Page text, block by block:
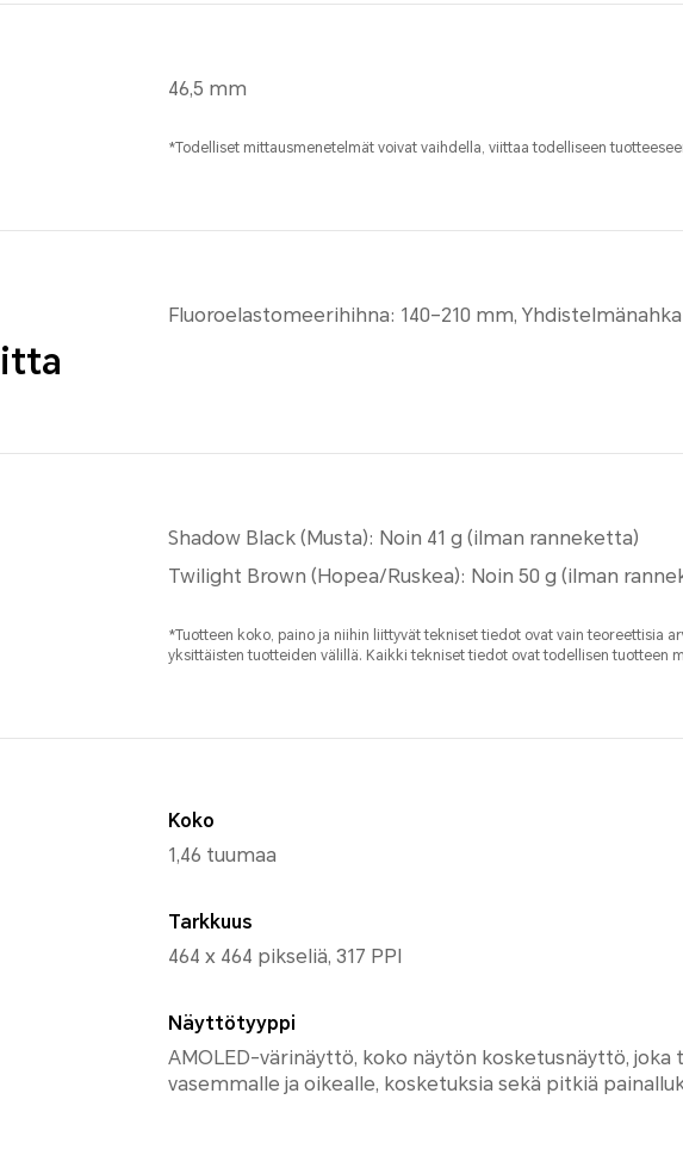
46,5 mm
*Todelliset mittausmenetelmät voivat vaihdella, viittaa todelliseen
Fluoroelastomeerihihna: 140–210 mm,
Shadow Black (Musta): Noin 41 g (ilman ranneketta)
Twilight Brown (Hopea/Ruskea): Noin 50 g (ilman
*Tuotteen koko, paino ja niihin liittyvät tekniset tiedot ovat vain teoreettisia
yksittäisten tuotteiden välillä. Kaikki tekniset tiedot ovat todellisen tuotteen
Koko
1,46 tuumaa
Tarkkuus
464 x 464 pikseliä, 317 PPI
Näyttötyyppi
AMOLED-värinäyttö, koko näytön kosketusnäyttö, joka
vasemmalle ja oikealle, kosketuksia sekä pitkiä